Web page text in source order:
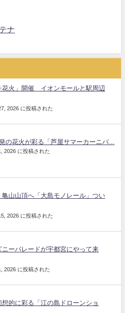
ナ
花火」開催 イオンモールと駅周辺
2026 に投稿された
の花火が彩る「芦屋サマーカーニバ...
2026 に投稿された
山山頂へ「大島モノレール」つい
2026 に投稿された
ーパレードが宇都宮にやって来
2026 に投稿された
的に彩る「江の島ドローンショ